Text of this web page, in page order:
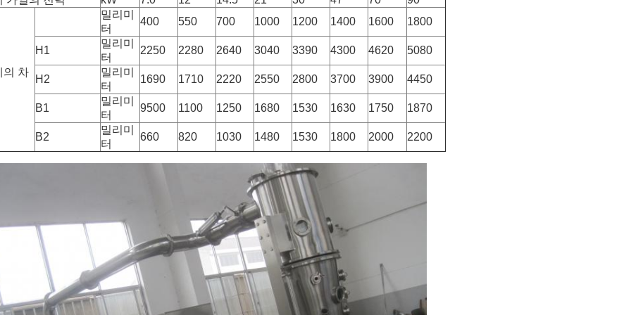
의 차
밀리미
터
400 550 700 1000 1200 1400 1600 1800
H1
밀리미
터
2250 2280 2640 3040 3390 4300 4620 5080
H2
밀리미
터
1690 1710 2220 2550 2800 3700 3900 4450
B1
밀리미
터
9500 1100 1250 1680 1530 1630 1750 1870
B2
밀리미
터
660 820 1030 1480 1530 1800 2000 2200